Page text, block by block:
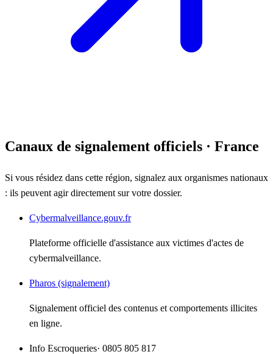
Canaux de signalement officiels · France
Si vous résidez dans cette région, signalez aux organismes nationaux
: ils peuvent agir directement sur votre dossier.
Cybermalveillance.gouv.fr
Plateforme officielle d'assistance aux victimes d'actes de
cybermalveillance.
Pharos (signalement)
Signalement officiel des contenus et comportements illicites
en ligne.
Info Escroqueries· 0805 805 817